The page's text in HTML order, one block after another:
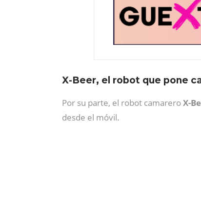
X-Beer, el robot que pone
Por su parte, el robot camareroX-
desde el móvil.